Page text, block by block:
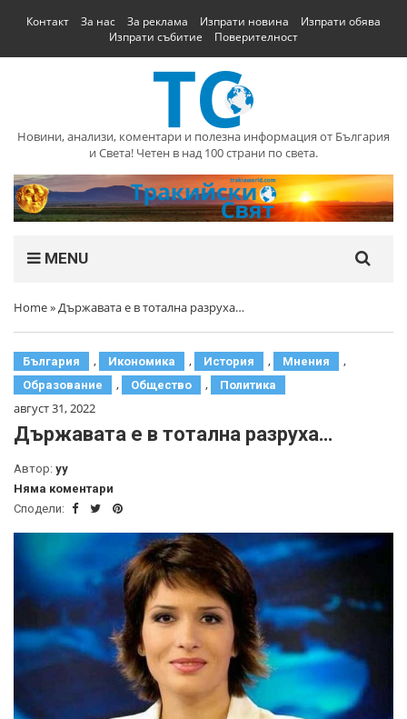
Контакт За нас За реклама Изпрати новина
Изпрати обява
Изпрати събитие
Поверителност
Новини, анализи, коментари и полезна информация от България
и Света! Четен в над 100 страни по света.
MENU
Home»Държавата е в тотална разруха…
България , Икономика , История , Мнения ,
Образование , Общество , Политика
август 31, 2022
Държавата е в тотална разруха…
Автор: yy
Няма коментари
Сподели: